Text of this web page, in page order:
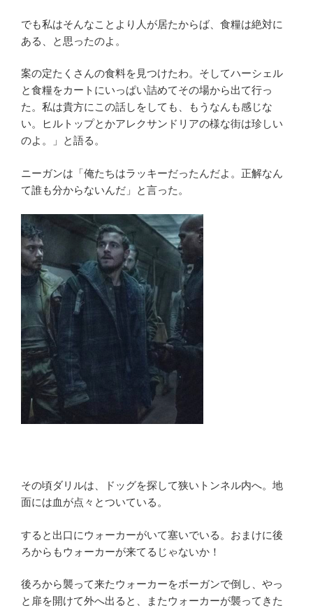
でも私はそんなことより人が居たからば、食糧は絶対に
ある、と思ったのよ。
案の定たくさんの食料を見つけたわ。そしてハーシェル
と食糧をカートにいっぱい詰めてその場から出て行っ
た。私は貴方にこの話しをしても、もうなんも感じな
い。ヒルトップとかアレクサンドリアの様な街は珍しい
のよ。」と語る。
ニーガンは「俺たちはラッキーだったんだよ。正解なん
て誰も分からないんだ」と言った。
その頃ダリルは、ドッグを探して狭いトンネル内へ。地
面には血が点々とついている。
すると出口にウォーカーがいて塞いでいる。おまけに後
ろからもウォーカーが来てるじゃないか！
後ろから襲って来たウォーカーをボーガンで倒し、やっ
と扉を開けて外へ出ると、またウォーカーが襲ってきた